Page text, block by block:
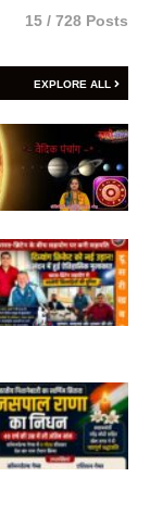
15 / 728 Posts
EXPLORE ALL